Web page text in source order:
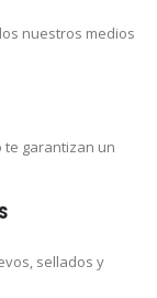
nuestros medios
garantizan un
sellados y